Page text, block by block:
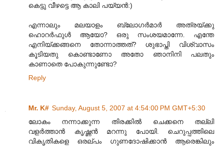
കെട്ടു വീഴട്ടെ ആ കാലി പയ്യന്‍:)
എന്നാലും മലയാളം ബ്ലോഗര്‍മാര്‍ അത്രയ്ക്കു
ഹൊറര്‍ഫുള്‍ ആയോ? ഒരു സംശയമാന്നേ. എന്തേ
എനിയ്ക്കങ്ങനെ തോന്നാത്തത്? ശുഭാപ്തി വിശ്വാസം
കൂടിയതു കൊണ്ടാണോ അതോ ഞാനിനി പലതും
കാണാതെ പോകുന്നുണ്ടോ?
Reply
Mr. K# Sunday, August 5, 2007 at 4:54:00 PM GMT+5:30
ലോകം നന്നാക്കുന്ന തിരക്കില്‍ ചെക്കനെ തല്ലി
വളര്‍ത്താന്‍ കൃഷ്ണന്‍ മറന്നു പോയി. ചെറുപ്പത്തിലെ
വികൃതികളെ ഒരല്പം ഗുണദോഷിക്കാന്‍ ആരെങ്കിലും